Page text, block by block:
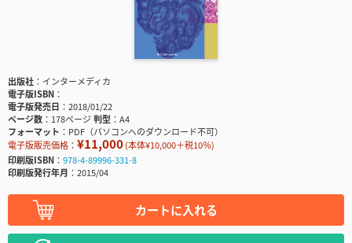
出版社
インターメディカ
電子版ISBN
電子版発売日
2018/01/22
ページ数
178ページ判型
A4
フォーマット
PDF（パソコンへのダウンロード不可）
電子版販売価格： ¥11,000(本体¥10,000＋税10％)
印刷版ISBN
978-4-89996-331-8
印刷版発行年月
2015/04
カートに入れる